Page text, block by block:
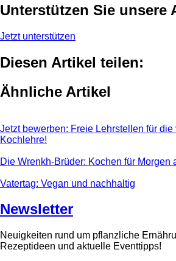
Unterstützen Sie unsere
Jetzt unterstützen
Diesen Artikel teilen:
Ähnliche Artikel
Jetzt bewerben: Freie Lehrstellen für
Kochlehre!
Die Wrenkh-Brüder: Kochen für Morgen
Vatertag: Vegan und nachhaltig
Newsletter
Neuigkeiten rund um pflanzliche
Rezeptideen und aktuelle Eventtipps!